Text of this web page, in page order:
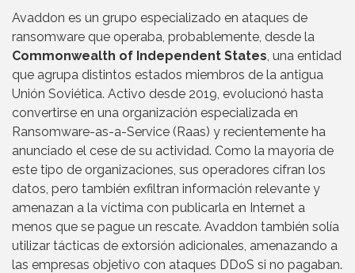
Avaddon es un grupo especializado en ataques de
ransomware que operaba, probablemente, desde la
Commonwealth of Independent States , una entidad
que agrupa distintos estados miembros de la antigua
Unión Soviética. Activo desde 2019, evolucionó hasta
convertirse en una organización especializada en
Ransomware-as-a-Service (Raas) y recientemente ha
anunciado el cese de su actividad. Como la mayoría de
este tipo de organizaciones, sus operadores cifran los
datos, pero también exfiltran información relevante y
amenazan a la víctima con publicarla en Internet a
menos que se pague un rescate. Avaddon también solía
utilizar tácticas de extorsión adicionales, amenazando a
las empresas objetivo con ataques DDoS si no pagaban.